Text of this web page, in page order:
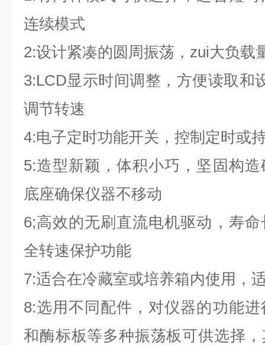
连续模式
2:设计紧凑的圆周振荡，zui大负载
3:LCD显示时间调整，方便读取和
调节转速
4:电子定时功能开关，控制定时或
5:造型新颖，体积小巧，坚固构
底座确保仪器不移动
6;高效的无刷直流电机驱动，寿
全转速保护功能
7:适合在冷藏室或培养箱内使用，
8:选用不同配件，对仪器的功能
和酶标板等多种振荡板可供选择